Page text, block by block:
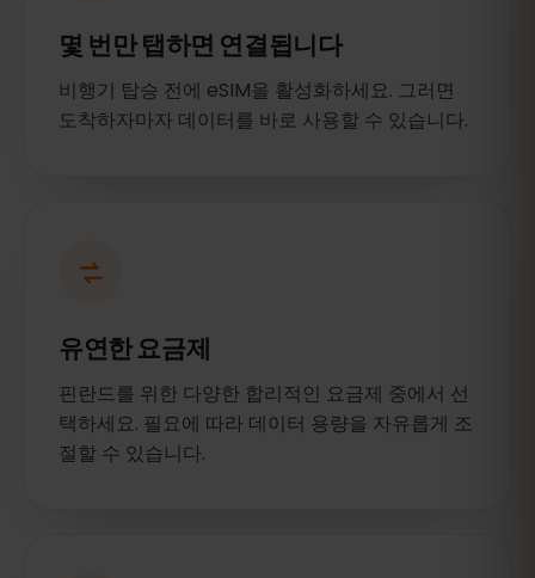
몇 번만 탭하면 연결됩니다
비행기 탑승 전에 eSIM을 활성화하세요. 그러면
도착하자마자 데이터를 바로 사용할 수 있습니다.
유연한 요금제
핀란드를 위한 다양한 합리적인 요금제 중에서 선
택하세요. 필요에 따라 데이터 용량을 자유롭게 조
절할 수 있습니다.